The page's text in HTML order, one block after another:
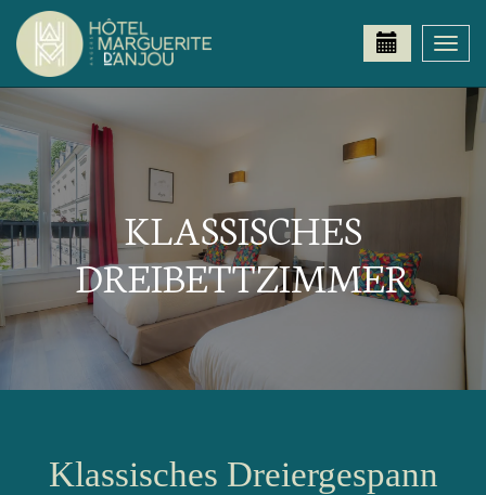
KLASSISCHES
DREIBETTZIMMER
Klassisches Dreiergespann